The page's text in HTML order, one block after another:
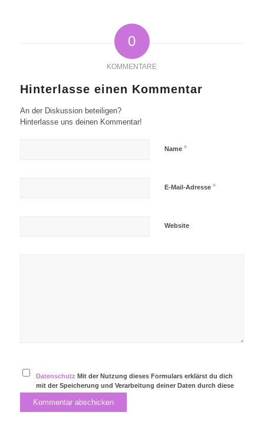
0
KOMMENTARE
Hinterlasse einen Kommentar
An der Diskussion beteiligen?
Hinterlasse uns deinen Kommentar!
Name *
E-Mail-Adresse *
Website
Datenschutz Mit der Nutzung dieses Formulars erklärst du dich
mit der Speicherung und Verarbeitung deiner Daten durch diese
Website einverstanden.